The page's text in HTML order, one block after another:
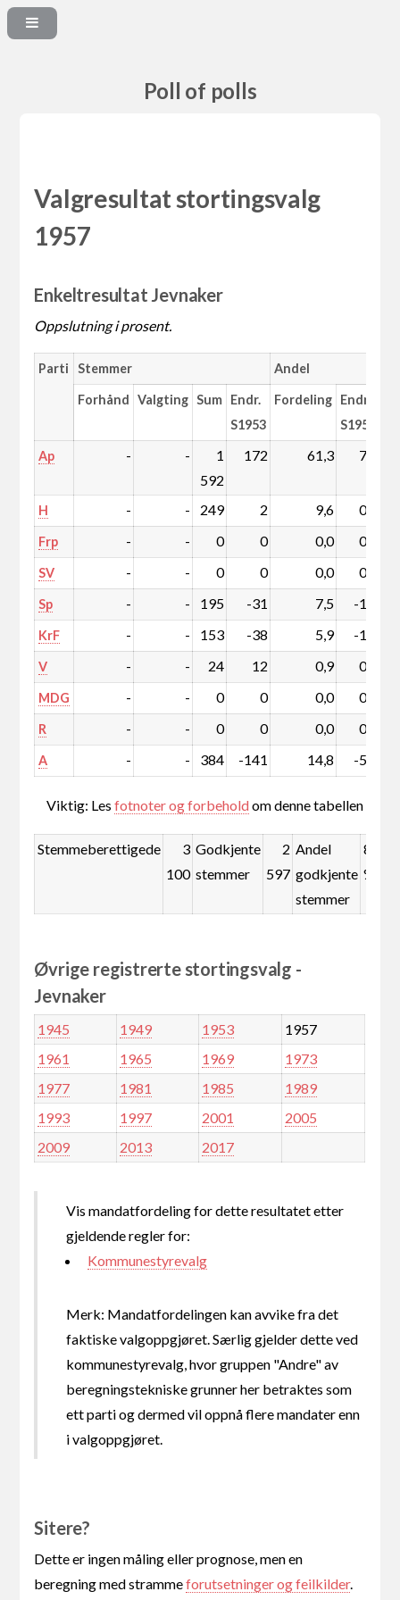
Poll of polls
Valgresultat stortingsvalg
1957
Enkeltresultat Jevnaker
Oppslutning i prosent.
Parti Stemmer Andel
Forhånd Valgting Sum Endr.
S1953
Fordeling Endr.
S1953
Ap - -
1
592
172 61,3 7,1
H - - 249 2 9,6 0,2
Frp - - 0 0 0,0 0,0
SV - - 0 0 0,0 0,0
Sp - - 195 -31 7,5 -1,1
KrF - - 153 -38 5,9 -1,4
V - - 24 12 0,9 0,5
MDG - - 0 0 0,0 0,0
R - - 0 0 0,0 0,0
A - - 384 -141 14,8 -5,2
Viktig: Lesfotnoter og forbeholdom denne tabellen
Stemmeberettigede
3
100
Godkjente
stemmer
2
597
Andel
godkjente
stemmer
83,8
%
Øvrige registrerte stortingsvalg -
Jevnaker
1945 1949 1953
1957
1961
1965 1969
1973
1977
1981 1985
1989
1993
1997 2001
2005
2009
2013 2017
Vis mandatfordeling for dette resultatet etter
gjeldende regler for:
Kommunestyrevalg
Merk: Mandatfordelingen kan avvike fra det
faktiske valgoppgjøret. Særlig gjelder dette ved
kommunestyrevalg, hvor gruppen "Andre" av
beregningstekniske grunner her betraktes som
ett parti og dermed vil oppnå flere mandater enn
i valgoppgjøret.
Sitere?
Dette er ingen måling eller prognose, men en
beregning med strammeforutsetninger og feilkilder.